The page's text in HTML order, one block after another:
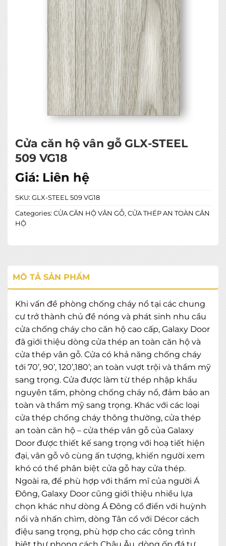
Cửa căn hộ vân gỗ GLX-STEEL
509 VG18
Giá: Liên hệ
SKU: GLX-STEEL 509 VG18
Categories: CỬA CĂN HỘ VÂN GỖ, CỬA THÉP AN TOÀN CĂN
HỘ
MÔ TẢ SẢN PHẨM
Khi vấn đề phòng chống cháy nổ tại các chung
cư trở thành chủ đề nóng và phát sinh nhu cầu
cửa chống cháy cho căn hộ cao cấp, Galaxy Door
đã giới thiệu dòng cửa thép an toàn căn hộ và
cửa thép vân gỗ. Cửa có khả năng chống cháy
tới 70’, 90’, 120’,180’; an toàn vượt trội và thẩm mỹ
sang trọng. Cửa được làm từ thép nhập khẩu
nguyên tấm, phòng chống cháy nổ, đảm bảo an
toàn và thẩm mỹ sang trọng. Khác với các loại
cửa thép chống cháy thông thường, cửa thép
an toàn căn hộ – cửa thép vân gỗ của Galaxy
Door được thiết kế sang trọng với hoạ tiết hiện
đại, vân gỗ vô cùng ấn tượng, khiến người xem
khó có thể phân biệt cửa gỗ hay cửa thép.
Ngoài ra, để phù hợp với thẩm mĩ của người Á
Đông, Galaxy Door cũng giới thiệu nhiều lựa
chọn khác như dòng Á Đông cổ điển với huỳnh
nổi và nhấn chìm, dòng Tân cổ với Décor cách
điệu sang trọng, phù hợp cho các công trình